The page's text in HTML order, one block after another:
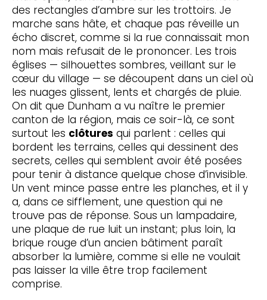
des rectangles d’ambre sur les trottoirs. Je
marche sans hâte, et chaque pas réveille un
écho discret, comme si la rue connaissait mon
nom mais refusait de le prononcer. Les trois
églises — silhouettes sombres, veillant sur le
cœur du village — se découpent dans un ciel où
les nuages glissent, lents et chargés de pluie.
On dit que Dunham a vu naître le premier
canton de la région, mais ce soir-là, ce sont
surtout les clôtures qui parlent : celles qui
bordent les terrains, celles qui dessinent des
secrets, celles qui semblent avoir été posées
pour tenir à distance quelque chose d’invisible.
Un vent mince passe entre les planches, et il y
a, dans ce sifflement, une question qui ne
trouve pas de réponse. Sous un lampadaire,
une plaque de rue luit un instant; plus loin, la
brique rouge d’un ancien bâtiment paraît
absorber la lumière, comme si elle ne voulait
pas laisser la ville être trop facilement
comprise.